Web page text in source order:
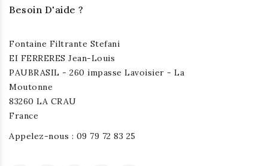
Besoin D'aide ?
Fontaine Filtrante Stefani
EI FERRERES Jean-Louis
PAUBRASIL - 260 impasse Lavoisier - La
Moutonne
83260 LA CRAU
France
Appelez-nous : 09 79 72 83 25